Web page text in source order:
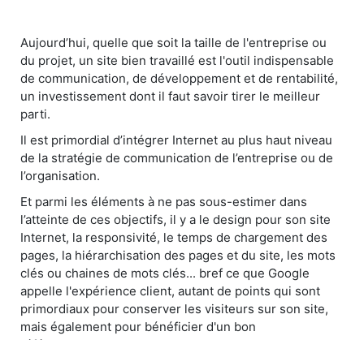
Aujourd’hui, quelle que soit la taille de l'entreprise ou
du projet, un site bien travaillé est l'outil indispensable
de communication, de développement et de rentabilité,
un investissement dont il faut savoir tirer le meilleur
parti.
Il est primordial d’intégrer Internet au plus haut niveau
de la stratégie de communication de l’entreprise ou de
l’organisation.
Et parmi les éléments à ne pas sous-estimer dans
l’atteinte de ces objectifs, il y a le design pour son site
Internet, la responsivité, le temps de chargement des
pages, la hiérarchisation des pages et du site, les mots
clés ou chaines de mots clés... bref ce que Google
appelle l'expérience client, autant de points qui sont
primordiaux pour conserver les visiteurs sur son site,
mais également pour bénéficier d'un bon